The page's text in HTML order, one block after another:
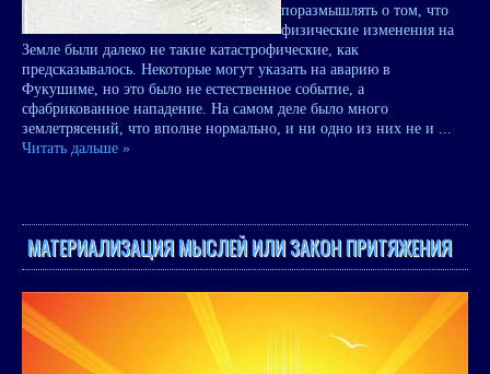
поразмышлять о том, что
физические изменения на
Земле были далеко не такие катастрофические, как
предсказывалось. Некоторые могут указать на аварию в
Фукушиме, но это было не естественное событие, а
сфабрикованное нападение. На самом деле было много
землетрясений, что вполне нормально, и ни одно из них не и ...
Читать дальше »
МАТЕРИАЛИЗАЦИЯ МЫСЛЕЙ ИЛИ ЗАКОН ПРИТЯЖЕНИЯ